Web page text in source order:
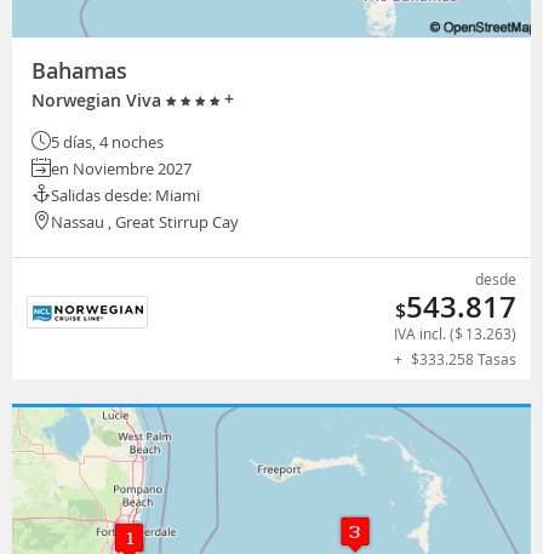
Bahamas
Norwegian Viva +
5 días, 4 noches
en Noviembre 2027
Salidas desde: Miami
Nassau , Great Stirrup Cay
desde
$543.817
IVA incl. ($ 13.263)
+ $333.258Tasas